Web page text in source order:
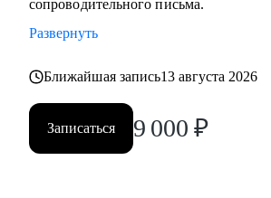
сопроводительного письма.
Развернуть
Ближайшая запись13 августа 2026
Записаться 9 000 ₽